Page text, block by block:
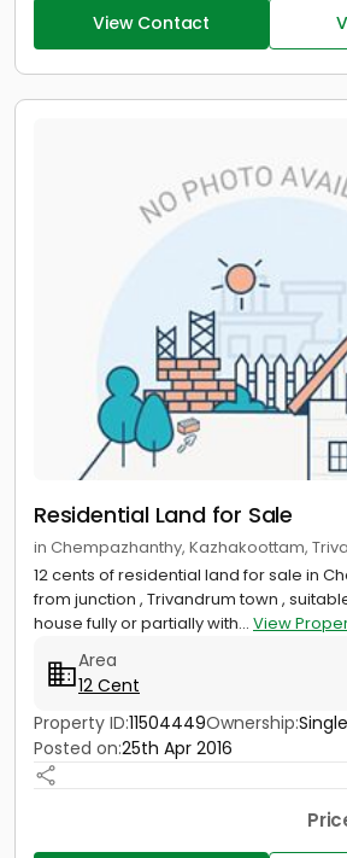
View Contact
Residential Land for Sale
in Chempazhanthy, Kazhakoottam,
12 cents of residential land for sale in
from junction , Trivandrum town ,
house fully or partially with... View
Area
12 Cent
Property ID:11504449Ownership:Single
Posted on:25th Apr 2016